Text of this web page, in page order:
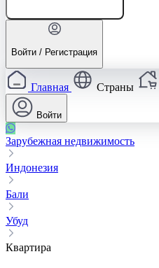
Войти / Регистрация
Главная Страны
Войти
Зарубежная недвижимость
Индонезия
Бали
Убуд
Квартира